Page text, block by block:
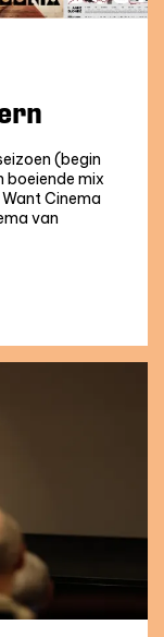
(begin
boeiende mix
Cinema
van